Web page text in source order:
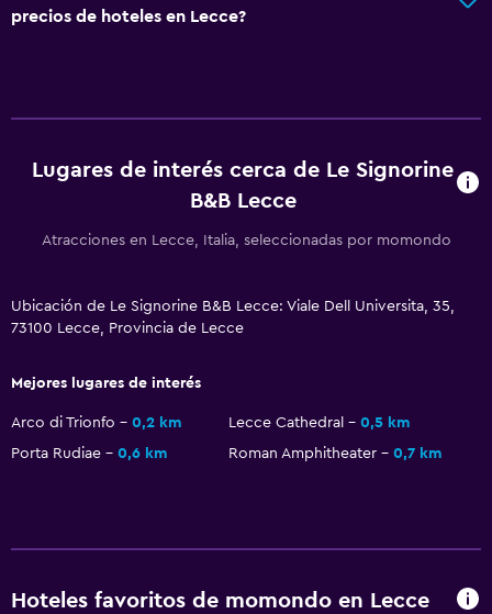
precios de hoteles en Lecce?
Lugares de interés cerca de Le Signorine
B&B Lecce
Atracciones en Lecce, Italia, seleccionadas por momondo
Ubicación de Le Signorine B&B Lecce: Viale Dell Universita, 35,
73100 Lecce, Provincia de Lecce
Mejores lugares de interés
Arco di Trionfo 0,2 km Lecce Cathedral
0,5 km
Porta Rudiae
0,6 km Roman Amphitheater 0,7 km
Hoteles favoritos de momondo en Lecce